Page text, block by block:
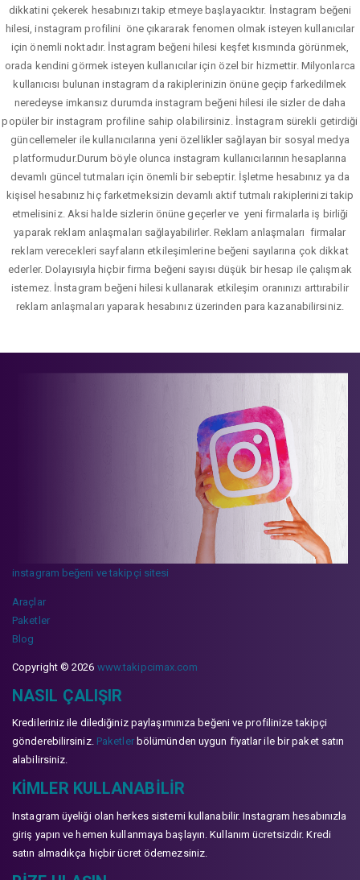
dikkatini çekerek hesabınızı takip etmeye başlayacıktır. İnstagram beğeni
hilesi, instagram profilini öne çıkararak fenomen olmak isteyen kullanıcılar
için önemli noktadır. İnstagram beğeni hilesi keşfet kısmında görünmek,
orada kendini görmek isteyen kullanıcılar için özel bir hizmettir. Milyonlarca
kullanıcısı bulunan instagram da rakiplerinizin önüne geçip farkedilmek
neredeyse imkansız durumda instagram beğeni hilesi ile sizler de daha
popüler bir instagram profiline sahip olabilirsiniz. İnstagram sürekli getirdiği
güncellemeler ile kullanıcılarına yeni özellikler sağlayan bir sosyal medya
platformudur.Durum böyle olunca instagram kullanıcılarının hesaplarına
devamlı güncel tutmaları için önemli bir sebeptir. İşletme hesabınız ya da
kişisel hesabınız hiç farketmeksizin devamlı aktif tutmalı rakiplerinizi takip
etmelisiniz. Aksi halde sizlerin önüne geçerler ve yeni firmalarla iş birliği
yaparak reklam anlaşmaları sağlayabilirler. Reklam anlaşmaları firmalar
reklam verecekleri sayfaların etkileşimlerine beğeni sayılarına çok dikkat
ederler. Dolayısıyla hiçbir firma beğeni sayısı düşük bir hesap ile çalışmak
istemez. İnstagram beğeni hilesi kullanarak etkileşim oranınızı arttırabilir
reklam anlaşmaları yaparak hesabınız üzerinden para kazanabilirsiniz.
instagram beğeni ve takipçi sitesi
Araçlar
Paketler
Blog
Copyright © 2026 www.takipcimax.com
NASIL ÇALIŞIR
Kredileriniz ile dilediğiniz paylaşımınıza beğeni ve profilinize takipçi
gönderebilirsiniz. Paketlerbölümünden uygun fiyatlar ile bir paket satın
alabilirsiniz.
KIMLER KULLANABILIR
Instagram üyeliği olan herkes sistemi kullanabilir. Instagram hesabınızla
giriş yapın ve hemen kullanmaya başlayın. Kullanım ücretsizdir. Kredi
satın almadıkça hiçbir ücret ödemezsiniz.